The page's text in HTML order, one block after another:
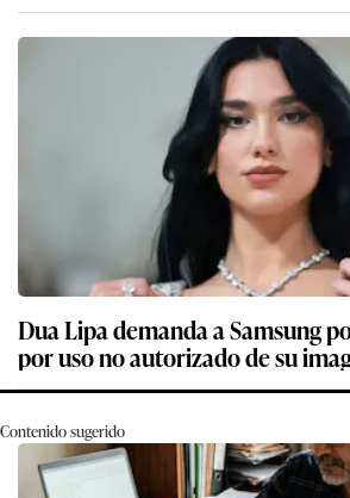
Dua Lipa demanda a Samsung
por uso no autorizado de su
Contenido sugerido